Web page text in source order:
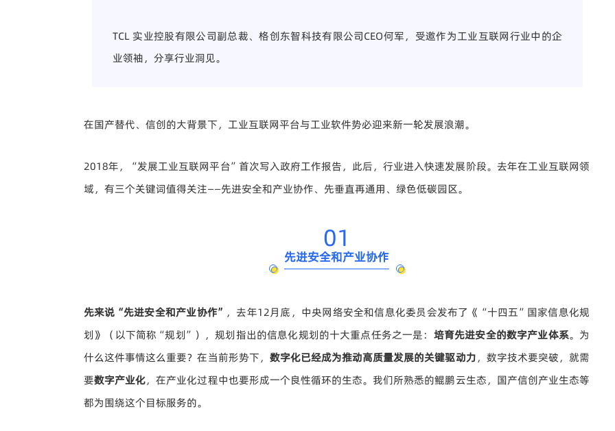
TCL 实业控股有限公司副总裁、格创东智科技有限公司CEO何军，受邀作为工业互联网行业中的企
业领袖，分享行业洞见。
在国产替代、信创的大背景下，工业互联网平台与工业软件势必迎来新一轮发展浪潮。
2018年，“发展工业互联网平台”首次写入政府工作报告，此后，行业进入快速发展阶段。去年在工业互联网领
域，有三个关键词值得关注——先进安全和产业协作、先垂直再通用、绿色低碳园区。
01
先进安全和产业协作
先来说“先进安全和产业协作” ，去年12月底，中央网络安全和信息化委员会发布了《“十四五”国家信息化规
划》（以下简称“规划”），规划指出的信息化规划的十大重点任务之一是： 培育先进安全的数字产业体系。为
什么这件事情这么重要？在当前形势下， 数字化已经成为推动高质量发展的关键驱动力，数字技术要突破，就需
要数字产业化，在产业化过程中也要形成一个良性循环的生态。我们所熟悉的鲲鹏云生态，国产信创产业生态等
都为围绕这个目标服务的。